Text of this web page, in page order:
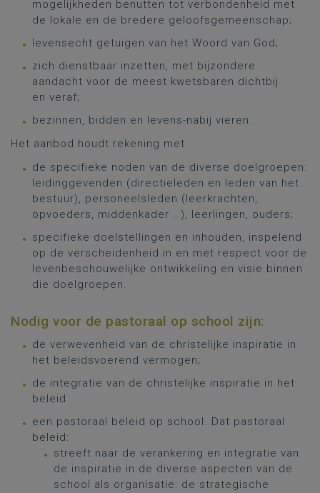
mogelijkheden benutten tot verbondenheid met
de lokale en de bredere geloofsgemeenschap;
levensecht getuigen van het Woord van God;
zich dienstbaar inzetten, met bijzondere
aandacht voor de meest kwetsbaren dichtbij
en veraf;
bezinnen, bidden en levens-nabij vieren.
Het aanbod houdt rekening met:
de specifieke noden van de diverse doelgroepen:
leidinggevenden (directieleden en leden van het
bestuur), personeelsleden (leerkrachten,
opvoeders, middenkader …), leerlingen, ouders;
specifieke doelstellingen en inhouden, inspelend
op de verscheidenheid in en met respect voor de
levenbeschouwelijke ontwikkeling en visie binnen
die doelgroepen.
Nodig voor de pastoraal op school zijn:
de verwevenheid van de christelijke inspiratie in
het beleidsvoerend vermogen;
de integratie van de christelijke inspiratie in het
beleid
een pastoraal beleid op school. Dat pastoraal
beleid:
streeft naar de verankering en integratie van
de inspiratie in de diverse aspecten van de
school als organisatie: de strategische